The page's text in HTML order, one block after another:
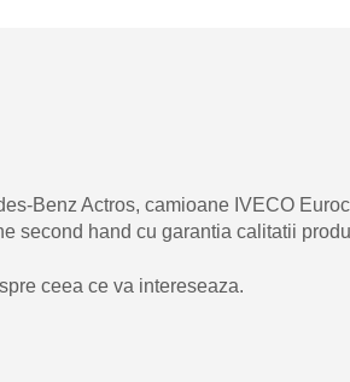
Benz Actros, camioane IVECO
second hand cu garantia calitatii
ceea ce va intereseaza.